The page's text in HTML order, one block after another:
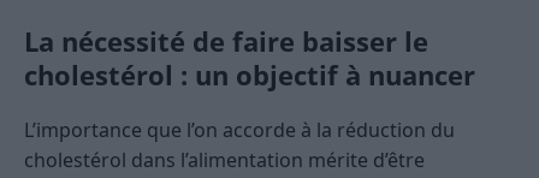
La nécessité de faire baisser le
cholestérol : un objectif à nuancer
L’importance que l’on accorde à la réduction du
cholestérol dans l’alimentation mérite d’être